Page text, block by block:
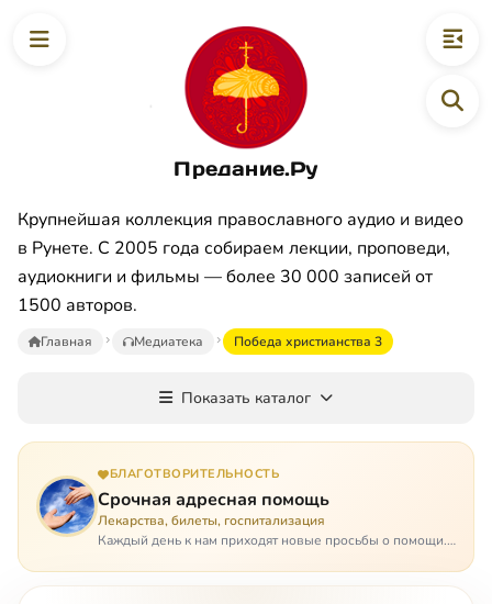
Предание.Ру
Крупнейшая коллекция православного аудио и видео
в Рунете. С 2005 года собираем лекции, проповеди,
аудиокниги и фильмы — более 30 000 записей от
1500 авторов.
Главная Медиатека Победа христианства 3
Показать каталог
БЛАГОТВОРИТЕЛЬНОСТЬ
Срочная адресная помощь
Лекарства, билеты, госпитализация
Каждый день к нам приходят новые просьбы о помощи.
она нужна была вчера: в приеме лекарств образовался